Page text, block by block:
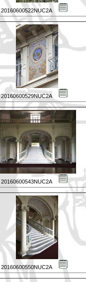
20160600522NUC2A
20160600529NUC2A
20160600543NUC2A
20160600550NUC2A